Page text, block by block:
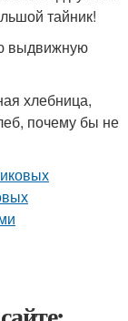
тайник!
выдвижную
хлебница,
почему бы не